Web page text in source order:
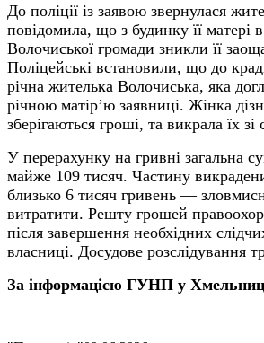
До поліції із заявою звернулася
повідомила, що з будинку її матері
Волочиської громади зникли її
Поліцейські встановили, що до
річна жителька Волочиська, яка
річною матір’ю заявниці. Жінка
зберігаються гроші, та викрала їх зі
У перерахунку на гривні загальна
майже 109 тисяч. Частину
близько 6 тисяч гривень —
витратити. Решту грошей
після завершення необхідних
власниці. Досудове розслідування
За інформацією ГУНП у